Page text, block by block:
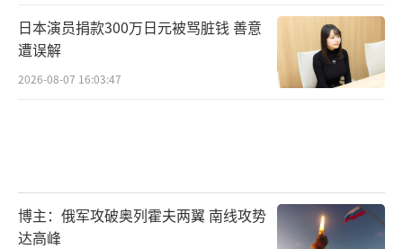
日本演员捐款300万日元被骂脏钱 善意
遭误解
2026-08-07 16:03:47
博主：俄军攻破奥列霍夫两翼 南线攻势
达高峰